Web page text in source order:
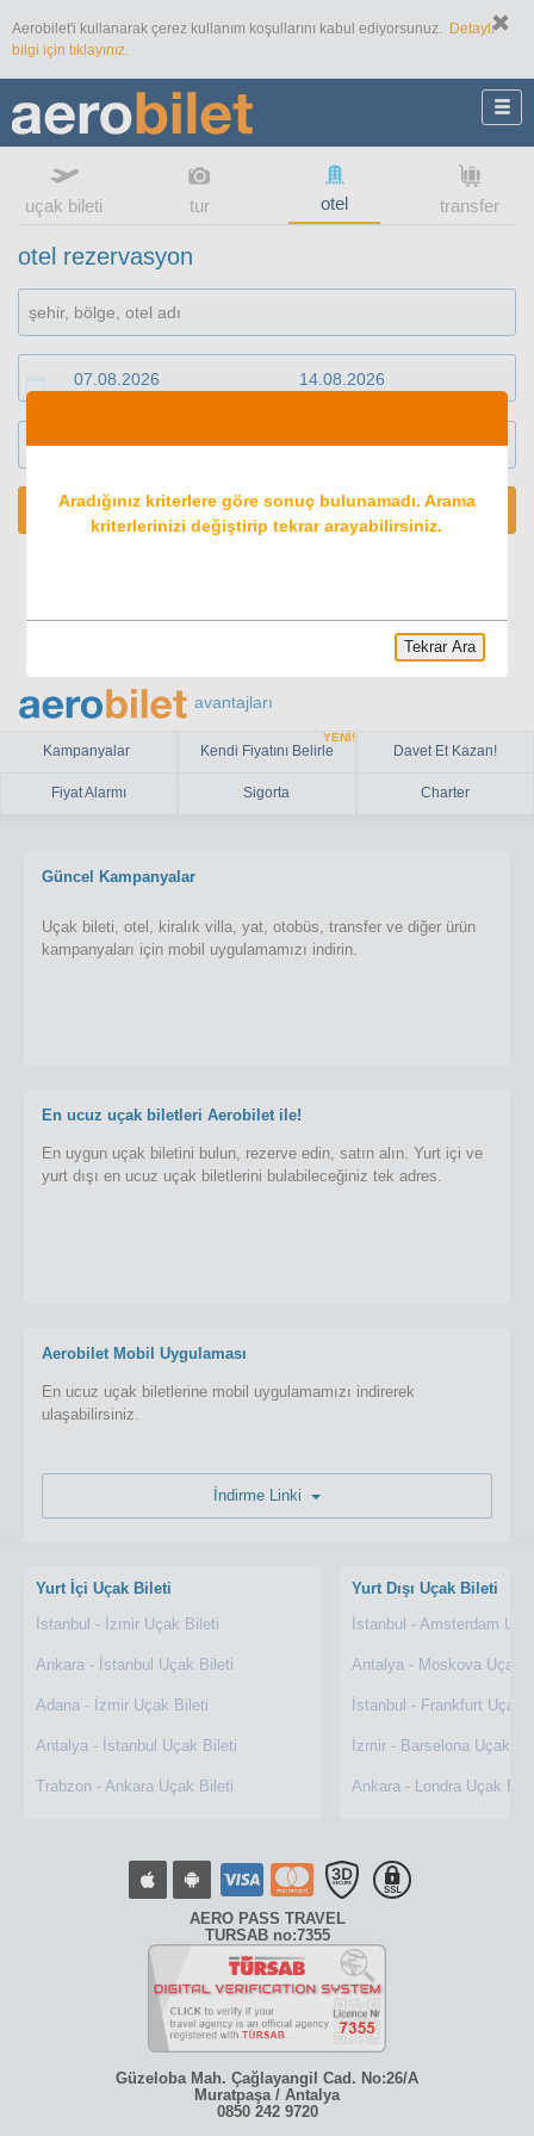
Aerobilet'i kullanarak çerez kullanım koşullarını kabul ediyorsunuz.
Detaylı
bilgi için tıklayınız.
uçak bileti tur otel transfer
otel rezervasyon
1 oda 2 konuk
ARA
avantajları
Kampanyalar Kendi Fiyatını Belirle
YENİ!
Davet Et Kazan!
Fiyat Alarmı Sigorta Charter
Güncel Kampanyalar
Uçak bileti, otel, kiralık villa, yat, otobüs, transfer ve diğer ürün
kampanyaları için mobil uygulamamızı indirin.
En ucuz uçak biletleri Aerobilet ile!
En uygun uçak biletini bulun, rezerve edin, satın alın. Yurt içi ve
yurt dışı en ucuz uçak biletlerini bulabileceğiniz tek adres.
Aerobilet Mobil Uygulaması
En ucuz uçak biletlerine mobil uygulamamızı indirerek
ulaşabilirsiniz.
Yurt İçi Uçak Bileti
İstanbul - İzmir Uçak Bileti
Ankara - İstanbul Uçak Bileti
Adana - İzmir Uçak Bileti
Antalya - İstanbul Uçak Bileti
Trabzon - Ankara Uçak Bileti
Yurt Dışı Uçak Bileti
İstanbul - Amsterdam
Antalya - Moskova Uçak
İstanbul - Frankfurt Uçak
İzmir - Barselona Uçak
Ankara - Londra Uçak
AERO PASS TRAVEL
TURSAB no:7355
Güzeloba Mah. Çağlayangil Cad. No:26/A
Muratpaşa / Antalya
0850 242 9720
Aradığınız kriterlere göre sonuç bulunamadı. Arama
kriterlerinizi değiştirip tekrar arayabilirsiniz.
Tekrar Ara